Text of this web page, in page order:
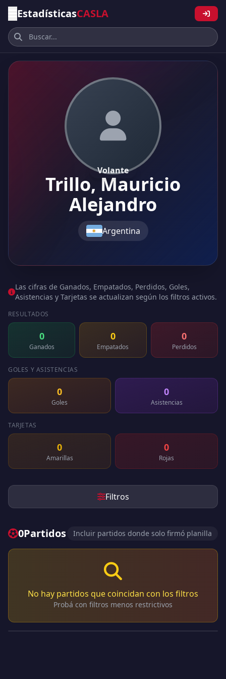
EstadísticasCASLA
Volante
Trillo, Mauricio
Alejandro
Argentina
Las cifras de Ganados, Empatados, Perdidos, Goles,
Asistencias y Tarjetas se actualizan según los filtros activos.
RESULTADOS
0
Ganados
0
Empatados
0
Perdidos
GOLES Y ASISTENCIAS
0
Goles
0
Asistencias
TARJETAS
0
Amarillas
0
Rojas
Filtros
0Partidos Incluir partidos donde solo firmó planilla
No hay partidos que coincidan con los filtros
Probá con filtros menos restrictivos